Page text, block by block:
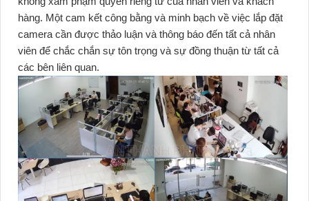
hàng. Một cam kết công bằng và minh bạch về việc lắp đặt
camera cần được thảo luận và thông báo đến tất cả nhân
viên để chắc chắn sự tôn trọng và sự đồng thuận từ tất cả
các bên liên quan.